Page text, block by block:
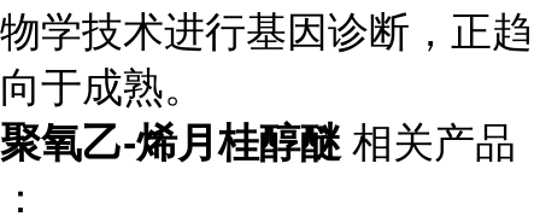
物学技术进行基因诊断，正趋
向于成熟。
聚氧乙-烯月桂醇醚 相关产品
：